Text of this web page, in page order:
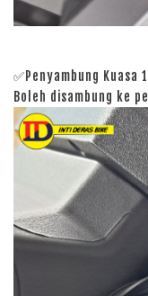
✅Penyambung Kuasa
Boleh disambung ke